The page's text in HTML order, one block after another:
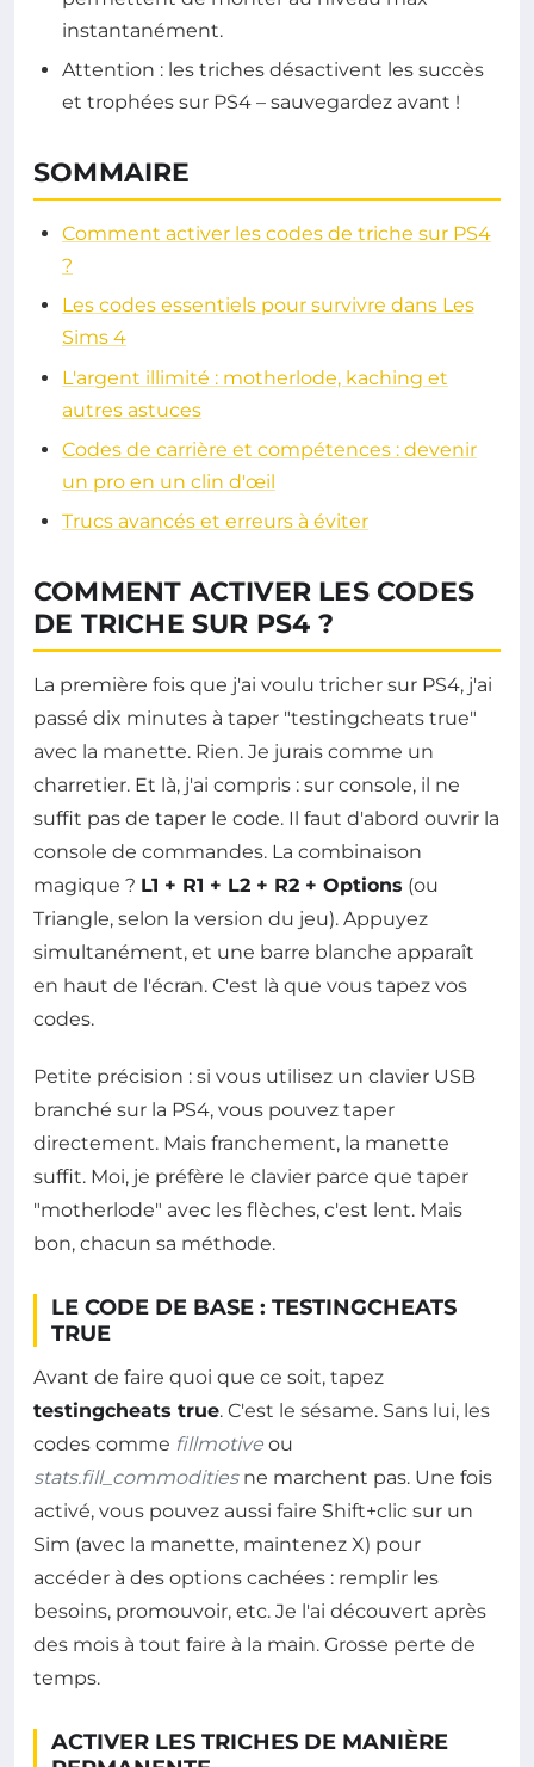
instantanément.
Attention : les triches désactivent les succès
et trophées sur PS4 – sauvegardez avant !
SOMMAIRE
Comment activer les codes de triche sur PS4
?
Les codes essentiels pour survivre dans Les
Sims 4
L'argent illimité : motherlode, kaching et
autres astuces
Codes de carrière et compétences : devenir
un pro en un clin d'œil
Trucs avancés et erreurs à éviter
COMMENT ACTIVER LES CODES
DE TRICHE SUR PS4 ?
La première fois que j'ai voulu tricher sur PS4, j'ai
passé dix minutes à taper "testingcheats true"
avec la manette. Rien. Je jurais comme un
charretier. Et là, j'ai compris : sur console, il ne
suffit pas de taper le code. Il faut d'abord ouvrir la
console de commandes. La combinaison
magique ? L1 + R1 + L2 + R2 + Options (ou
Triangle, selon la version du jeu). Appuyez
simultanément, et une barre blanche apparaît
en haut de l'écran. C'est là que vous tapez vos
codes.
Petite précision : si vous utilisez un clavier USB
branché sur la PS4, vous pouvez taper
directement. Mais franchement, la manette
suffit. Moi, je préfère le clavier parce que taper
"motherlode" avec les flèches, c'est lent. Mais
bon, chacun sa méthode.
LE CODE DE BASE : TESTINGCHEATS
TRUE
Avant de faire quoi que ce soit, tapez
testingcheats true. C'est le sésame. Sans lui, les
codes comme fillmotive ou
stats.fill_commoditiesne marchent pas. Une fois
activé, vous pouvez aussi faire Shift+clic sur un
Sim (avec la manette, maintenez X) pour
accéder à des options cachées : remplir les
besoins, promouvoir, etc. Je l'ai découvert après
des mois à tout faire à la main. Grosse perte de
temps.
ACTIVER LES TRICHES DE MANIÈRE